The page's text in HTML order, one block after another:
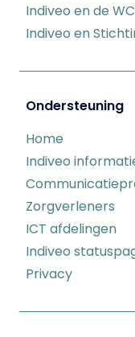
Indiveo en de
Indiveo en
Ondersteuning
Home
Indiveo
Zorgverleners
ICT afdelingen
Indiveo
Privacy